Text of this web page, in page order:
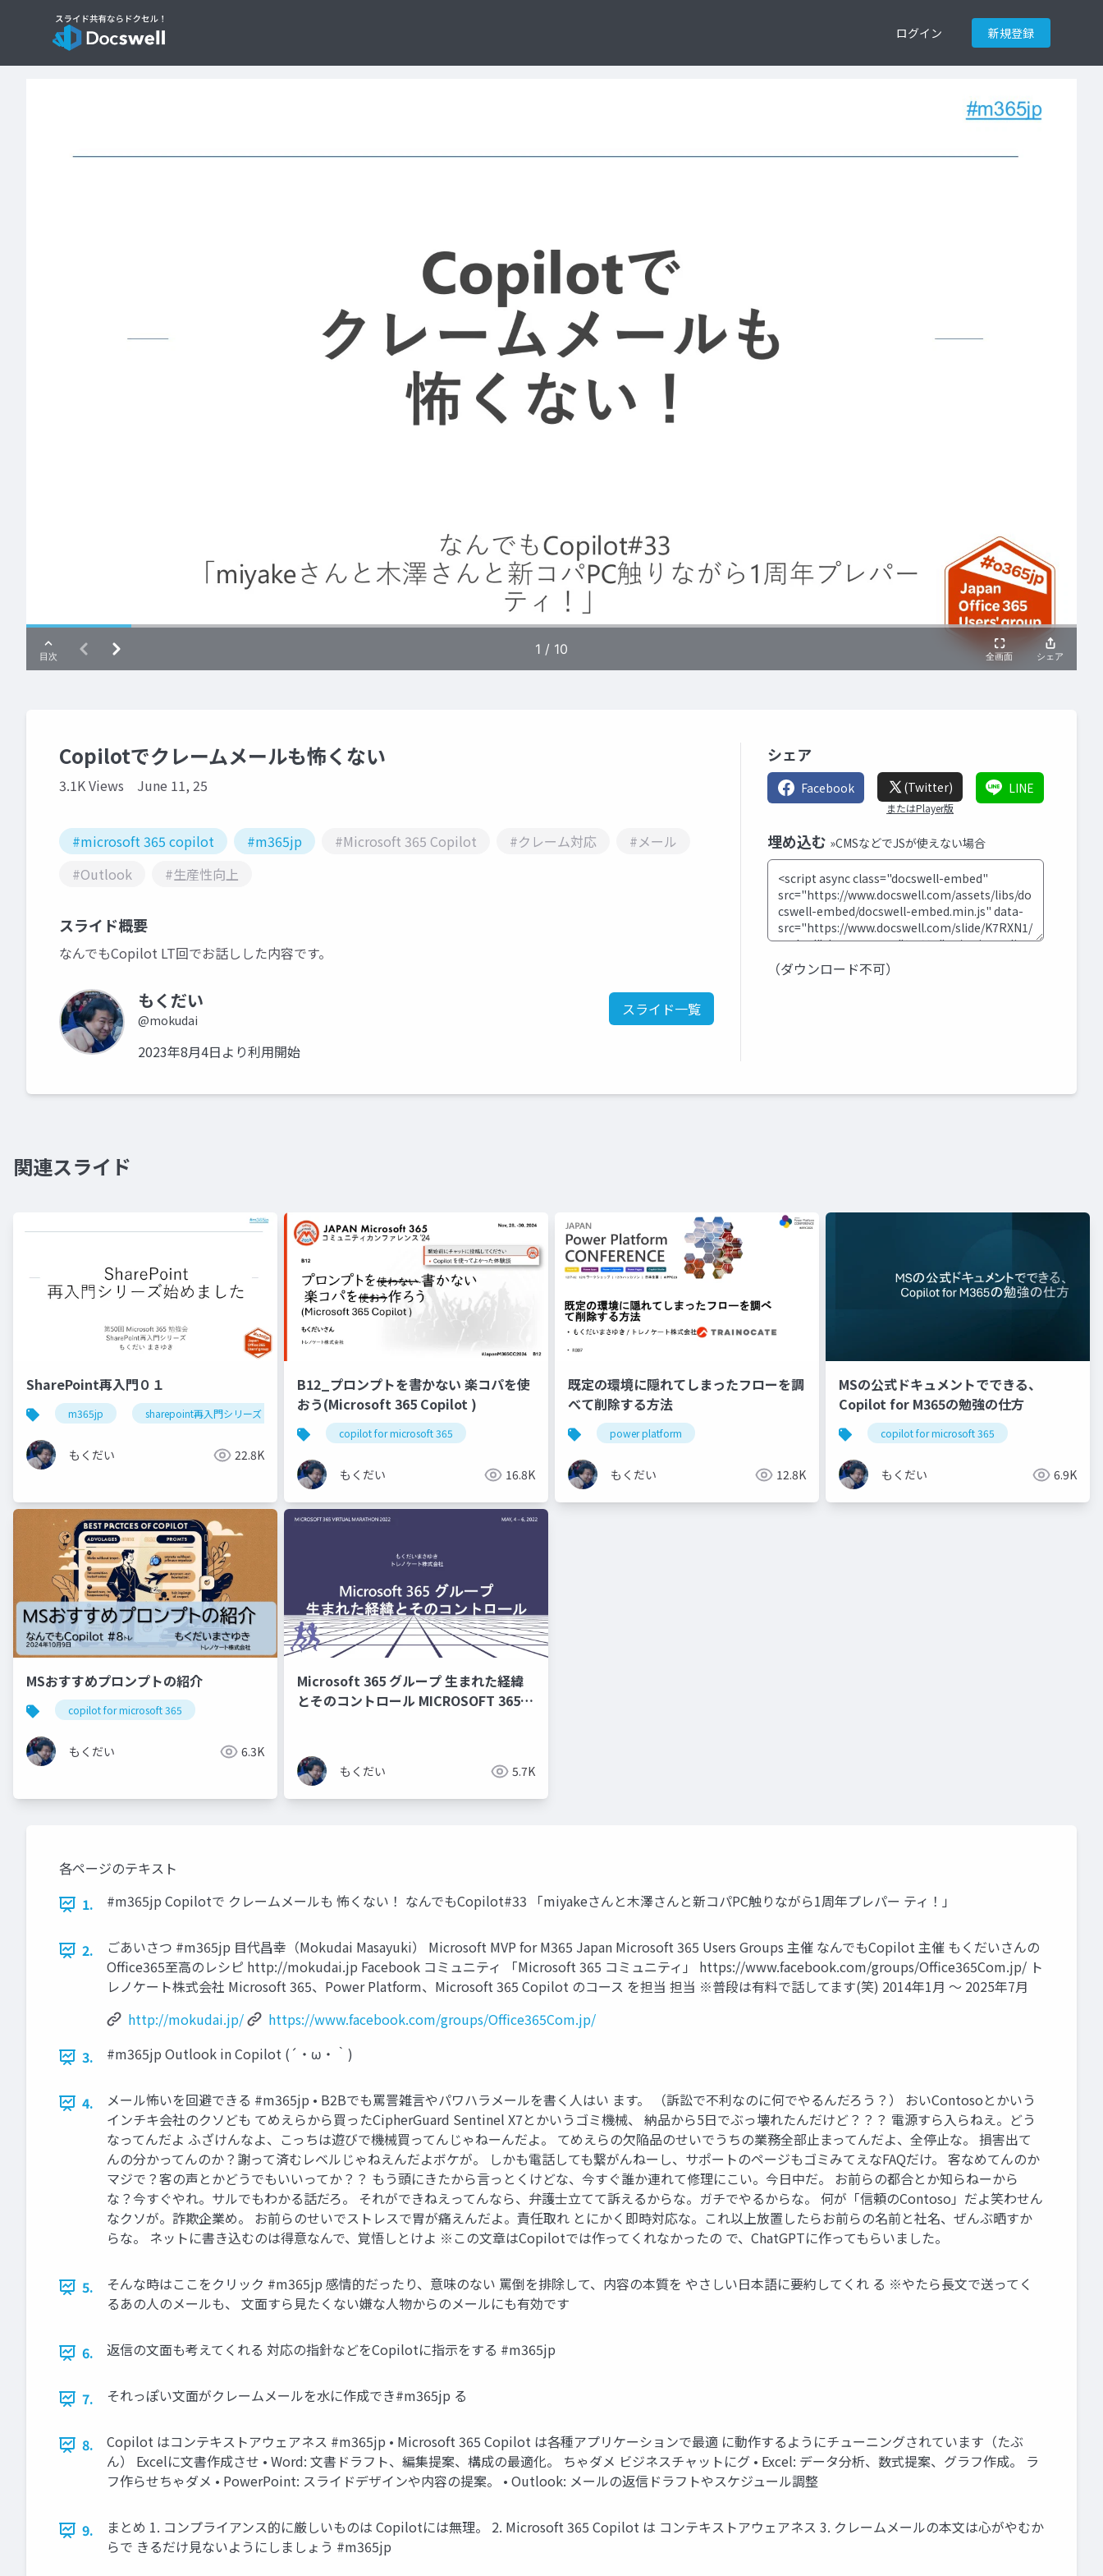
ログイン 新規登録
Copilotでクレームメールも怖くない
3.1K Views June 11, 25
#microsoft 365 copilot #m365jp #Microsoft 365 Copilot #クレーム対応
#メール
#Outlook
#生産性向上
スライド概要
なんでもCopilot LT回でお話しした内容です。
もくだい
@mokudai
スライド一覧
2023年8月4日より利用開始
シェア
Facebook (Twitter)
またはPlayer版
LINE
埋め込む »CMSなどでJSが使えない場合
（ダウンロード不可）
関連スライド
SharePoint再入門０１
m365jp sharepoint再入門シリーズ
もくだい 22.8K
B12_プロンプトを書かない 楽コパを使
おう(Microsoft 365 Copilot )
copilot for microsoft 365
もくだい 16.8K
既定の環境に隠れてしまったフローを調
べて削除する方法
power platform
もくだい 12.8K
MSの公式ドキュメントでできる、
Copilot for M365の勉強の仕方
copilot for microsoft 365
もくだい 6.9K
MSおすすめプロンプトの紹介
copilot for microsoft 365
もくだい 6.3K
Microsoft 365 グループ 生まれた経緯
とそのコントロール MICROSOFT 365
もくだい 5.7K
各ページのテキスト
1.
#m365jp Copilotで クレームメールも 怖くない！ なんでもCopilot#33 「miyakeさんと木澤さんと新コパPC触りながら1周年プレパー ティ！」
2.
ごあいさつ #m365jp 目代昌幸（Mokudai Masayuki） Microsoft MVP for M365 Japan Microsoft 365 Users Groups 主催 なんでもCopilot 主催 もくだいさんの
Office365至高のレシピ http://mokudai.jp Facebook コミュニティ 「Microsoft 365 コミュニティ」 https://www.facebook.com/groups/Office365Com.jp/ ト
レノケート株式会社 Microsoft 365、Power Platform、Microsoft 365 Copilot のコース を担当 担当 ※普段は有料で話してます(笑) 2014年1月 ～ 2025年7月
http://mokudai.jp/
https://www.facebook.com/groups/Office365Com.jp/
3.
#m365jp Outlook in Copilot (´・ω・｀)
4.
メール怖いを回避できる #m365jp • B2Bでも罵詈雑言やパワハラメールを書く人はい ます。 （訴訟で不利なのに何でやるんだろう？） おいContosoとかいう
インチキ会社のクソども てめえらから買ったCipherGuard Sentinel X7とかいうゴミ機械、 納品から5日でぶっ壊れたんだけど？？？ 電源すら入らねえ。どう
なってんだよ ふざけんなよ、こっちは遊びで機械買ってんじゃねーんだよ。 てめえらの欠陥品のせいでうちの業務全部止まってんだよ、全停止な。 損害出て
んの分かってんのか？謝って済むレベルじゃねえんだよボケが。 しかも電話しても繋がんねーし、サポートのページもゴミみてえなFAQだけ。 客なめてんのか
マジで？客の声とかどうでもいいってか？？ もう頭にきたから言っとくけどな、今すぐ誰か連れて修理にこい。今日中だ。 お前らの都合とか知らねーから
な？今すぐやれ。サルでもわかる話だろ。 それができねえってんなら、弁護士立てて訴えるからな。ガチでやるからな。 何が「信頼のContoso」だよ笑わせん
なクソが。詐欺企業め。 お前らのせいでストレスで胃が痛えんだよ。責任取れ とにかく即時対応な。これ以上放置したらお前らの名前と社名、ぜんぶ晒すか
らな。 ネットに書き込むのは得意なんで、覚悟しとけよ ※この文章はCopilotでは作ってくれなかったの で、ChatGPTに作ってもらいました。
5.
そんな時はここをクリック #m365jp 感情的だったり、意味のない 罵倒を排除して、内容の本質を やさしい日本語に要約してくれ る ※やたら長文で送ってく
るあの人のメールも、 文面すら見たくない嫌な人物からのメールにも有効です
6. 返信の文面も考えてくれる 対応の指針などをCopilotに指示をする #m365jp
7. それっぽい文面がクレームメールを水に作成でき#m365jp る
8.
Copilot はコンテキストアウェアネス #m365jp • Microsoft 365 Copilot は各種アプリケーションで最適 に動作するようにチューニングされています（たぶ
ん） Excelに文書作成させ • Word: 文書ドラフト、編集提案、構成の最適化。 ちゃダメ ビジネスチャットにグ • Excel: データ分析、数式提案、グラフ作成。 ラ
フ作らせちゃダメ • PowerPoint: スライドデザインや内容の提案。 • Outlook: メールの返信ドラフトやスケジュール調整
9.
まとめ 1. コンプライアンス的に厳しいものは Copilotには無理。 2. Microsoft 365 Copilot は コンテキストアウェアネス 3. クレームメールの本文は心がやむか
らで きるだけ見ないようにしましょう #m365jp